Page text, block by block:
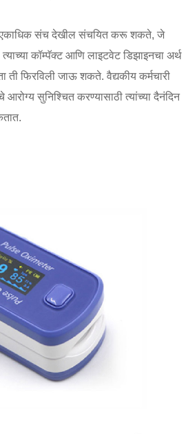
एकाधिक संच देखील संचयित करू शकते, जे
कॉम्पॅक्ट आणि लाइटवेट डिझाइनचा अर्थ
ती फिरविली जाऊ शकते. वैद्यकीय कर्मचारी
आरोग्य सुनिश्चित करण्यासाठी त्यांच्या दैनंदिन